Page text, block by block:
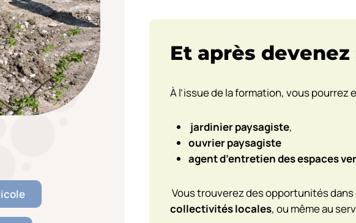
Et après devenez
À l’issue de la formation, vous pourrez
jardinier paysagiste,
ouvrier paysagiste
agent d’entretien des espaces
Vous trouverez des opportunités dans
collectivités locales, ou même au